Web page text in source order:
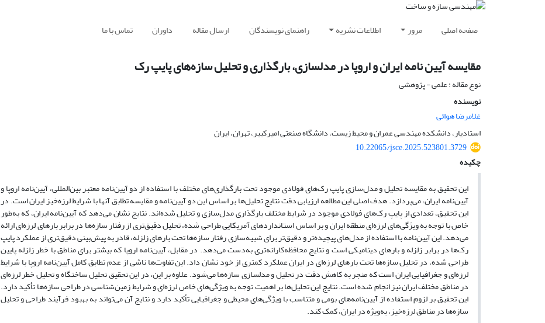
صفحه اصلی مرور اطلاعات نشریه راهنمای نویسندگان ارسال مقاله داوران تماس با ما
مقایسه آیین نامه ایران و اروپا در مدلسازی، بارگذاری و تحلیل سازه‌های پایپ رک
نوع مقاله : علمی - پژوهشی
نویسنده
غلامرضا هوائی
استادیار، دانشکده مهندسی عمران و محیط زیست، دانشگاه صنعتی امیرکبیر، تهران، ایران
10.22065/jsce.2025.523801.3729
چکیده
این تحقیق به مقایسه تحلیل و مدل‌سازی پایپ رک‌های فولادی موجود تحت بارگذاری‌های مختلف با استفاده از دو آیین‌نامه معتبر بین‌المللی، آیین‌نامه اروپا و
آیین‌نامه ایران، می‌پردازد. هدف اصلی این مطالعه ارزیابی دقت نتایج تحلیل‌ها بر اساس این دو آیین‌نامه و مقایسه تطابق آنها با شرایط لرزه‌خیز ایران است. در
این تحقیق، تعدادی از پایپ رک‌های فولادی موجود در شرایط مختلف بارگذاری مدل‌سازی و تحلیل شده‌اند. نتایج نشان می‌دهد که آیین‌نامه ایران، که به‌طور
خاص با توجه به ویژگی‌های لرزه‌ای منطقه ایران و بر اساس استانداردهای آمریکایی طراحی شده، تحلیل دقیق‌تری از رفتار سازه‌ها در برابر بارهای لرزه‌ای ارائه
می‌دهد. این آیین‌نامه با استفاده از مدل‌های پیچیده‌تر و دقیق‌تر برای شبیه‌سازی رفتار سازه‌ها تحت بارهای زلزله، قادر به پیش‌بینی دقیق‌تری از عملکرد پایپ
رک‌ها در برابر زلزله و بارهای دینامیکی است و نتایج محافظه‌کارانه‌تری به‌دست می‌دهد. در مقابل، آیین‌نامه اروپا که بیشتر برای مناطق با خطر زلزله پایین
طراحی شده، در تحلیل سازه‌ها تحت بارهای لرزه‌ای در ایران عملکرد کمتری از خود نشان داد. این تفاوت‌ها ناشی از عدم تطابق کامل آیین‌نامه اروپا با شرایط
لرزه‌ای و جغرافیایی ایران است که منجر به کاهش دقت در تحلیل و مدلسازی سازه‌ها می‌شود. علاوه بر این، در این تحقیق تحلیل ساختگاه و تحلیل خطر لرزه‌ای
در مناطق مختلف ایران نیز انجام شده است. نتایج این تحلیل‌ها بر اهمیت توجه به ویژگی‌های خاص لرزه‌ای و شرایط زمین‌شناسی در طراحی سازه‌ها تأکید دارد.
این تحقیق بر لزوم استفاده از آیین‌نامه‌های بومی و متناسب با ویژگی‌های محیطی و جغرافیایی تأکید دارد و نتایج آن می‌تواند به بهبود فرآیند طراحی و تحلیل
سازه‌ها در مناطق لرزه‌خیز، به‌ویژه در ایران، کمک کند.